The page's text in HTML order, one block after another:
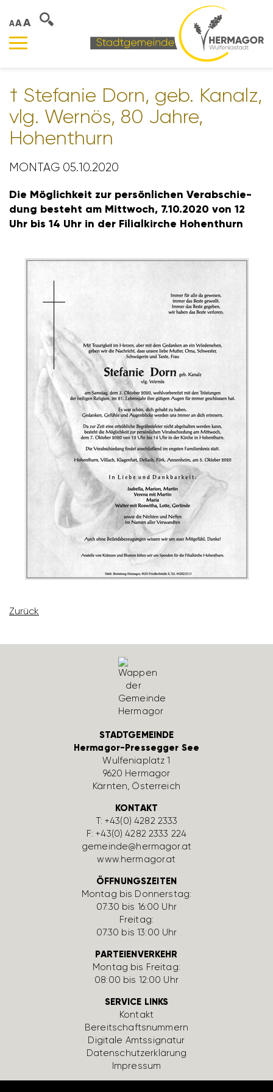
AAA
† Stefanie Dorn, geb. Kanalz,
vlg. Wernös, 80 Jahre,
Hohen­thurn
MONTAG 05.10.2020
Die Möglich­keit zur persön­li­chen Verab­schie­
dung besteht am Mitt­woch, 7.10.2020 von 12
Uhr bis 14 Uhr in der Fili­al­kirche Hohen­thurn
Zurück
STADTGEMEINDE
Hermagor-Pressegger See
Wulfe­nia­platz 1
9620 Hermagor
Kärnten, Öster­reich
KONTAKT
T:+43(0) 4282 2333
F: +43(0) 4282 2333 224
gemeinde@hermagor.at
www.hermagor.at
ÖFFNUNGSZEITEN
Montag bis Donnerstag:
07:30 bis 16:00 Uhr
Freitag:
07:30 bis 13:00 Uhr
PARTEIENVERKEHR
Montag bis Freitag:
08:00 bis 12:00 Uhr
SERVICE LINKS
Kontakt
Bereit­schafts­num­mern
Digi­tale Amts­si­gnatur
Daten­schutz­er­klä­rung
Impressum